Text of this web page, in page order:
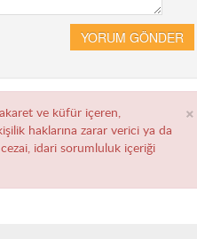
YORUM GÖNDER
×
ve küfür içeren,
haklarına zarar verici ya da
idari sorumluluk içeriği